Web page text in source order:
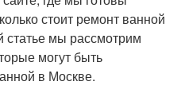
стоит ремонт ванной
статье мы рассмотрим
могут быть
в Москве.